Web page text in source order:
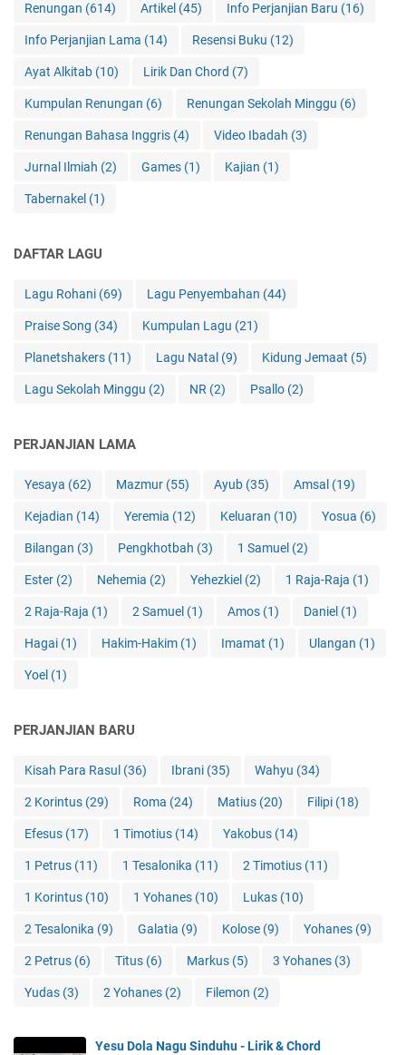
Renungan (614) Artikel (45) Info Perjanjian Baru (16)
Info Perjanjian Lama (14) Resensi Buku (12)
Ayat Alkitab (10) Lirik Dan Chord (7)
Kumpulan Renungan (6) Renungan Sekolah Minggu (6)
Renungan Bahasa Inggris (4) Video Ibadah (3)
Jurnal Ilmiah (2) Games (1) Kajian (1)
Tabernakel (1)
DAFTAR LAGU
Lagu Rohani (69) Lagu Penyembahan (44)
Praise Song (34) Kumpulan Lagu (21)
Planetshakers (11) Lagu Natal (9) Kidung Jemaat (5)
Lagu Sekolah Minggu (2) NR (2) Psallo (2)
PERJANJIAN LAMA
Yesaya (62) Mazmur (55) Ayub (35) Amsal (19)
Kejadian (14) Yeremia (12) Keluaran (10) Yosua (6)
Bilangan (3) Pengkhotbah (3) 1 Samuel (2)
Ester (2) Nehemia (2) Yehezkiel (2) 1 Raja-Raja (1)
2 Raja-Raja (1) 2 Samuel (1) Amos (1) Daniel (1)
Hagai (1) Hakim-Hakim (1) Imamat (1) Ulangan (1)
Yoel (1)
PERJANJIAN BARU
Kisah Para Rasul (36) Ibrani (35) Wahyu (34)
2 Korintus (29) Roma (24) Matius (20) Filipi (18)
Efesus (17) 1 Timotius (14) Yakobus (14)
1 Petrus (11) 1 Tesalonika (11) 2 Timotius (11)
1 Korintus (10) 1 Yohanes (10) Lukas (10)
2 Tesalonika (9) Galatia (9) Kolose (9) Yohanes (9)
2 Petrus (6) Titus (6) Markus (5) 3 Yohanes (3)
Yudas (3) 2 Yohanes (2) Filemon (2)
Yesu Dola Nagu Sinduhu - Lirik & Chord